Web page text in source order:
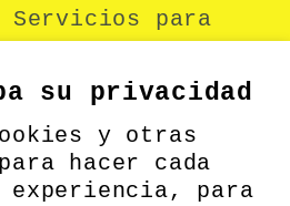
su privacidad
y otras
hacer cada
experiencia, para
para
la
usted envíe a
se transmitirá a
terceros que